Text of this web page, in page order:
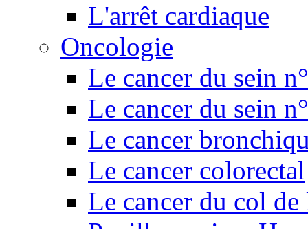
L'arrêt cardiaque
Oncologie
Le cancer du sein
Le cancer du sein
Le cancer
Le cancer colorectal
Le cancer du col de